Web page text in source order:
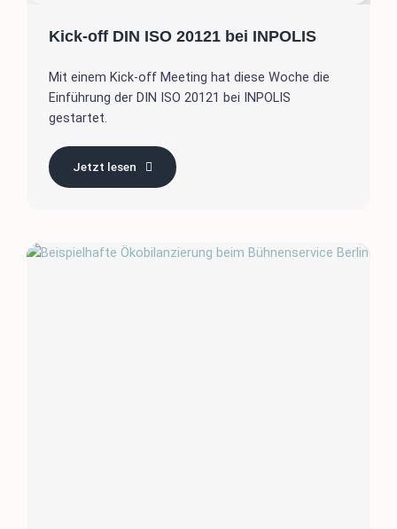
Kick-off DIN ISO 20121 bei INPOLIS
Mit einem Kick-off Meeting hat diese Woche die
Einführung der DIN ISO 20121 bei INPOLIS
gestartet.
Jetzt lesen